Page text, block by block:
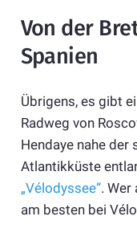
Von der
Spanien
Übrigens, es gibt
Radweg von
Hendaye nahe der
Atlantikküste
„Vélodyssee“. Wer
am besten bei